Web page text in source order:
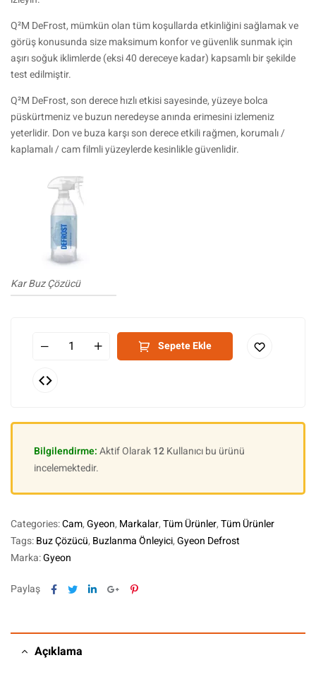
Q²M DeFrost, mümkün olan tüm koşullarda etkinliğini sağlamak ve
görüş konusunda size maksimum konfor ve güvenlik sunmak için
aşırı soğuk iklimlerde (eksi 40 dereceye kadar) kapsamlı bir şekilde
test edilmiştir.
Q²M DeFrost, son derece hızlı etkisi sayesinde, yüzeye bolca
püskürtmeniz ve buzun neredeyse anında erimesini izlemeniz
yeterlidir. Don ve buza karşı son derece etkili rağmen, korumalı /
kaplamalı / cam filmli yüzeylerde kesinlikle güvenlidir.
Kar Buz Çözücü
Sepete Ekle
Bilgilendirme:Aktif Olarak12Kullanıcı bu ürünü
incelemektedir.
Categories:Cam,Gyeon, Markalar,Tüm Ürünler,Tüm Ürünler
Tags:Buz Çözücü, Buzlanma Önleyici,Gyeon Defrost
Marka:Gyeon
Paylaş Facebook
TwitterLinkedinGoogle+Pinterest
Açıklama